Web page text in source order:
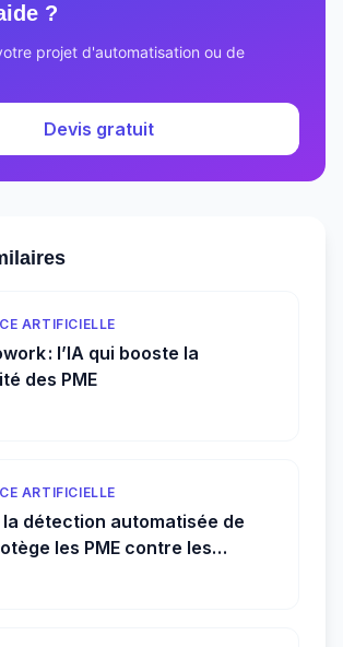
?
projet d'automatisation ou de
Devis gratuit
ARTIFICIELLE
: l’IA qui booste la
des PME
ARTIFICIELLE
la détection automatisée de
les PME contre les